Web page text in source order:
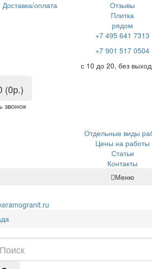
Доставка/оплата Отзывы
Плитка
рядом
+7 495 641 7313
+7 901 517 0504
с 10 до 20, без
(0р.)
звонок
Отдельные виды
Цены на работы
Статьи
Контакты
Меню